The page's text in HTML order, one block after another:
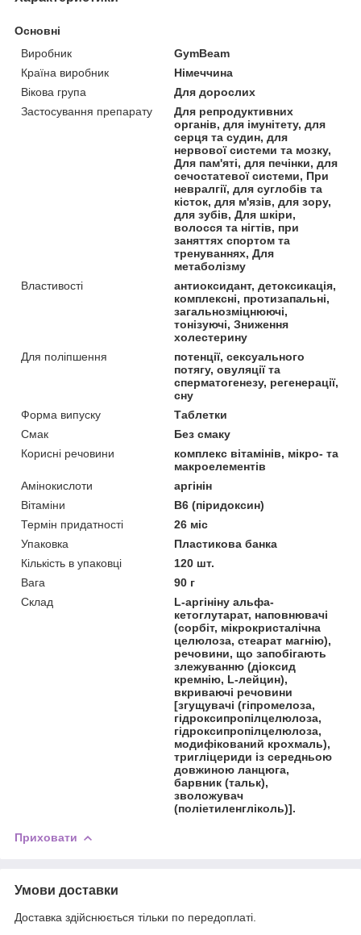
Основні
Виробник
GymBeam
Країна виробник
Німеччина
Вікова група
Для дорослих
Застосування препарату
Для репродуктивних
органів, для імунітету, для
серця та судин, для
нервової системи та мозку,
Для пам'яті, для печінки, для
сечостатевої системи, При
невралгії, для суглобів та
кісток, для м'язів, для зору,
для зубів, Для шкіри,
волосся та нігтів, при
заняттях спортом та
тренуваннях, Для
метаболізму
Властивості
антиоксидант, детоксикація,
комплексні, протизапальні,
загальнозміцнюючі,
тонізуючі, Зниження
холестерину
Для поліпшення
потенції, сексуального
потягу, овуляції та
сперматогенезу, регенерації,
сну
Форма випуску
Таблетки
Смак
Без смаку
Корисні речовини
комплекс вітамінів, мікро- та
макроелементів
Амінокислоти
аргінін
Вітаміни
В6 (піридоксин)
Термін придатності
26 міс
Упаковка
Пластикова банка
Кількість в упаковці
120 шт.
Вага
90 г
Склад
L-аргініну альфа-
кетоглутарат, наповнювачі
(сорбіт, мікрокристалічна
целюлоза, стеарат магнію),
речовини, що запобігають
злежуванню (діоксид
кремнію, L-лейцин),
вкриваючі речовини
[згущувачі (гіпромелоза,
гідроксипропілцелюлоза,
гідроксипропілцелюлоза,
модифікований крохмаль),
тригліцериди із середньою
довжиною ланцюга,
барвник (тальк),
зволожувач
(поліетиленгліколь)].
Приховати
Умови доставки
Доставка здійснюється тільки по передоплаті.